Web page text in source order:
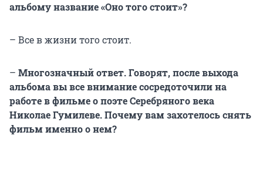
альбому название «Оно того стоит»?
– Все в жизни того стоит.
– Многозначный ответ. Говорят, после выхода
альбома вы все внимание сосредоточили на
работе в фильме о поэте Серебряного века
Николае Гумилеве. Почему вам захотелось снять
фильм именно о нем?